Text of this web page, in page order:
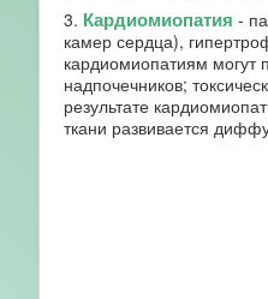
3. Кардиомиопатия -
камер сердца),
кардиомиопатиям могут
надпочечников;
результате
ткани развивается